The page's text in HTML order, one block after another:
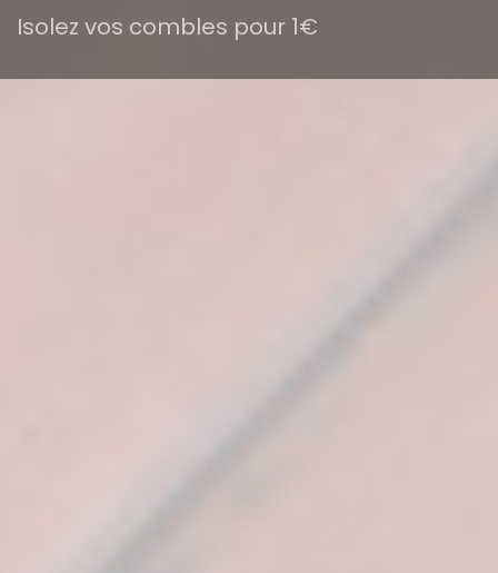
Isolez vos combles pour 1€